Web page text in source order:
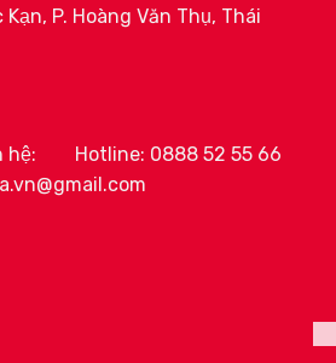
P. Hoàng Văn Thụ, Thái
hệ:
Hotline: 0888 52 55 66